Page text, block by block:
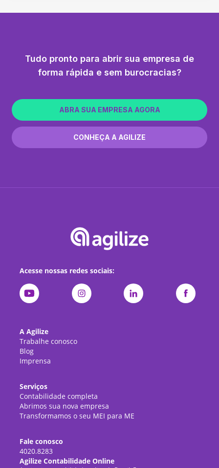
Tudo pronto para abrir sua empresa de
forma rápida e sem burocracias?
ABRA SUA EMPRESA AGORA
CONHEÇA A AGILIZE
Acesse nossas redes sociais:
A Agilize
Trabalhe conosco
Blog
Imprensa
Serviços
Contabilidade completa
Abrimos sua nova empresa
Transformamos o seu MEI para ME
Fale conosco
4020.8283
Agilize Contabilidade Online